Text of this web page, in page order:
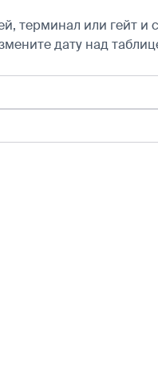
терминал или гейт и
дату над